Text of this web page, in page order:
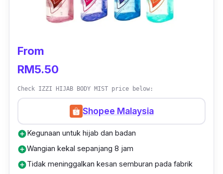
From
RM5.50
Check IZZI HIJAB BODY MIST price below:
Shopee Malaysia
add_circleKegunaan untuk hijab dan badan
add_circleWangian kekal sepanjang 8 jam
add_circleTidak meninggalkan kesan semburan pada fabrik